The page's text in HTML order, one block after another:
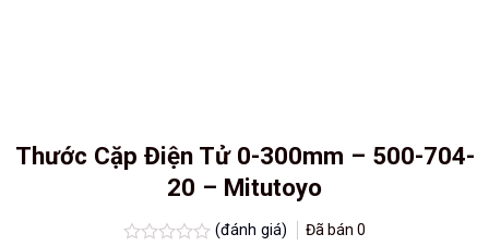
Thước Cặp Điện Tử 0-300mm – 500-704-
20 – Mitutoyo
(đánh giá) Đã bán0